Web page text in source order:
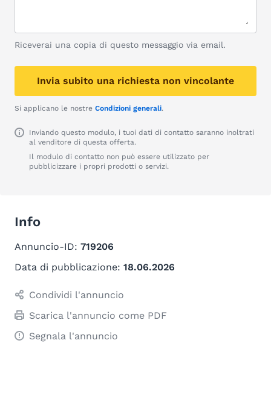
Riceverai una copia di questo messaggio via email.
Invia subito una richiesta non vincolante
Si applicano le nostre Condizioni generali.
Inviando questo modulo, i tuoi dati di contatto saranno inoltrati
al venditore di questa offerta.
Il modulo di contatto non può essere utilizzato per
pubblicizzare i propri prodotti o servizi.
Info
Annuncio-ID: 719206
Data di pubblicazione: 18.06.2026
Condividi l'annuncio
Scarica l'annuncio come PDF
Segnala l'annuncio